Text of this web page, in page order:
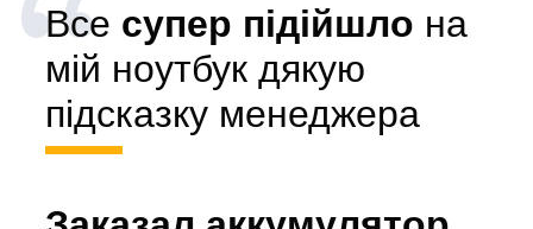
Все супер підійшло на
мій ноутбук дякую
підсказку менеджера